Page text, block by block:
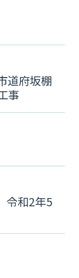
道府坂棚
事
令和2年5